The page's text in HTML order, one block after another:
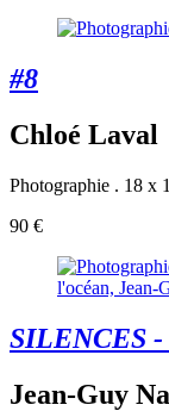
#8
Chloé Laval
Photographie . 18 x
90 €
SILENCES
Jean-Guy